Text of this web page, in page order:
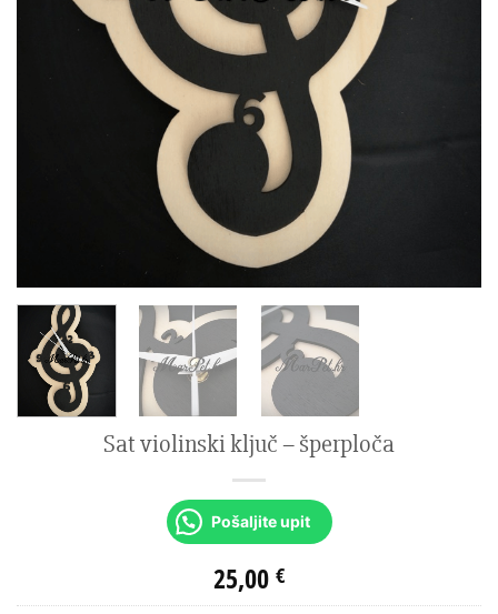
Sat violinski ključ – šperploča
Pošaljite upit
25,00 €